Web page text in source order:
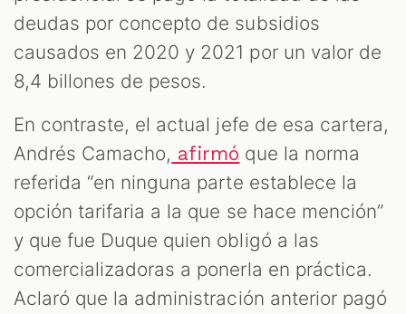
deudas por concepto de subsidios
causados en 2020 y 2021 por un valor de
8,4 billones de pesos.
En contraste, el actual jefe de esa cartera,
Andrés Camacho, afirmó que la norma
referida “en ninguna parte establece la
opción tarifaria a la que se hace mención”
y que fue Duque quien obligó a las
comercializadoras a ponerla en práctica.
Aclaró que la administración anterior pagó